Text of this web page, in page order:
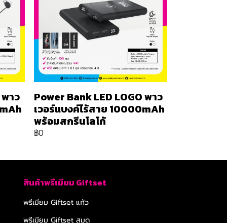
พาว
Power Bank LED LOGO พาว
เวอร์แบงค์ไร้สาย 10000mAh
พร้อมสกรีนโลโก้
฿0
สินค้าพรีเมียม Giftset
พรีเมียม Giftset แก้ว
พรีเมียม Giftset สมุด